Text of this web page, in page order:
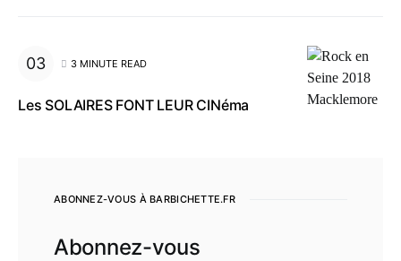
3 MINUTE READ
Les SOLAIRES FONT LEUR CINéma
ABONNEZ-VOUS À BARBICHETTE.FR
Abonnez-vous